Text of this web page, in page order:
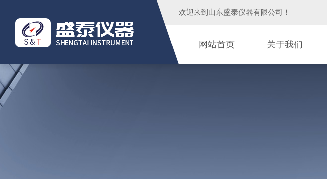
欢迎来到 山东盛泰仪器有限公司 ！
网站首页 关于我们